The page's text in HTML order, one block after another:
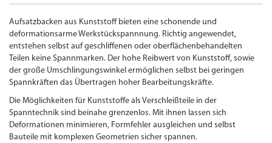
Aufsatzbacken aus Kunststoff bieten eine schonende und
deformationsarme Werkstückspannnung. Richtig angewendet,
entstehen selbst auf geschliffenen oder oberflächenbehandelten
Teilen keine Spannmarken. Der hohe Reibwert von Kunststoff, sowie
der große Umschlingungswinkel ermöglichen selbst bei geringen
Spannkräften das Übertragen hoher Bearbeitungs­kräfte.
Die Möglichkeiten für Kunststoffe als Verschleißteile in der
Spanntechnik sind beinahe grenzenlos. Mit ihnen lassen sich
Deformationen minimieren, Formfehler ausgleichen und selbst
Bauteile mit komplexen Geometrien sicher spannen.